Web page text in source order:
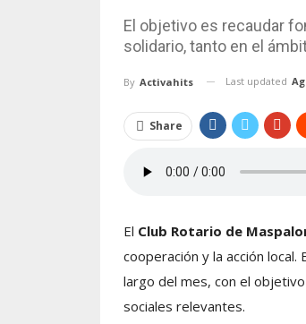
El objetivo es recaudar
solidario, tanto en el
By Activahits Last updated
Share
El Club Rotario de
cooperación y la acción local.
largo del mes, con el
sociales relevantes.